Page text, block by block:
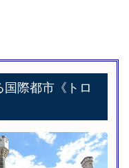
国際都市《トロ